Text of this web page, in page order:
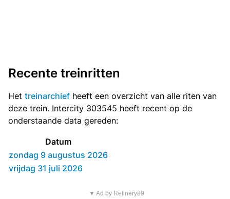
Recente treinritten
Het treinarchief heeft een overzicht van alle riten van
deze trein. Intercity 303545 heeft recent op de
onderstaande data gereden:
Datum
zondag 9 augustus 2026
vrijdag 31 juli 2026
▼ Ad by Refinery89